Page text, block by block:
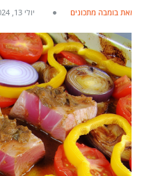
מאת בומבה מתכונים יולי 13, 2024